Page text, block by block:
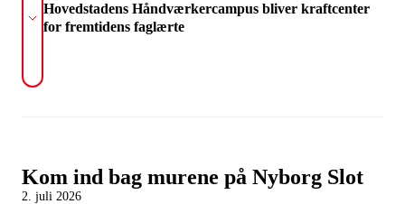
Hovedstadens Håndværkercampus bliver kraftcenter
for fremtidens faglærte
Kom ind bag murene på Nyborg Slot
2. juli 2026